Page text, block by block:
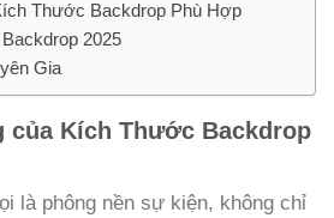
Thước Backdrop Phù Hợp
2025
Gia
của Kích Thước Backdrop
là phông nền sự kiện, không chỉ